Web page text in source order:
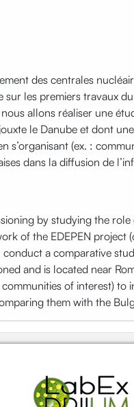
des centrales
les premiers travaux
allons réaliser une
le Danube et dont
(ex. :
dans la diffusion de
by studying the
of the EDEPEN project
a comparative
and is located near
of interest) to
them with the